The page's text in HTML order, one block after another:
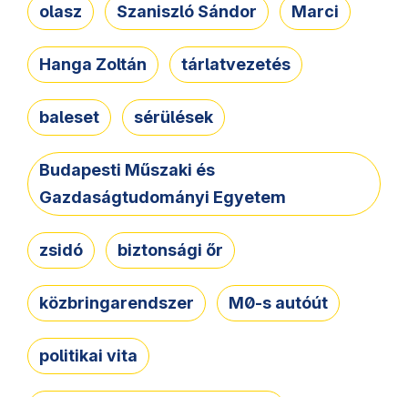
olasz Szaniszló Sándor Marci
Hanga Zoltán tárlatvezetés
baleset sérülések
Budapesti Műszaki és
Gazdaságtudományi Egyetem
zsidó biztonsági őr
közbringarendszer M0-s autóút
politikai vita